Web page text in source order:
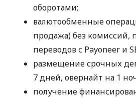
оборотами;
валютообменные
продажа) без комиссий,
переводов с Payoneer и
размещение срочных
7 дней, овернайт на 1
получение